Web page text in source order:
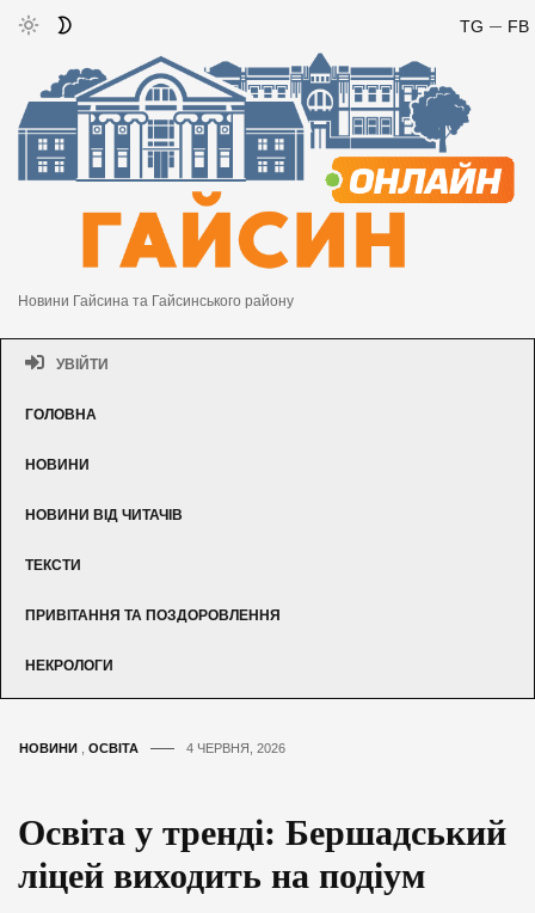
FB
TG
Новини Гайсина та Гайсинського району
УВІЙТИ
ГОЛОВНА
НОВИНИ
НОВИНИ ВІД ЧИТАЧІВ
ТЕКСТИ
ПРИВІТАННЯ ТА ПОЗДОРОВЛЕННЯ
НЕКРОЛОГИ
НОВИНИ ОСВІТА 4 ЧЕРВНЯ, 2026
Освіта у тренді: Бершадський
ліцей виходить на подіум